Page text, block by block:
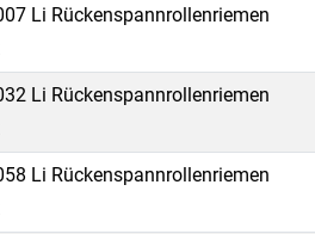
Li Rückenspannrollenriemen
Li Rückenspannrollenriemen
Li Rückenspannrollenriemen